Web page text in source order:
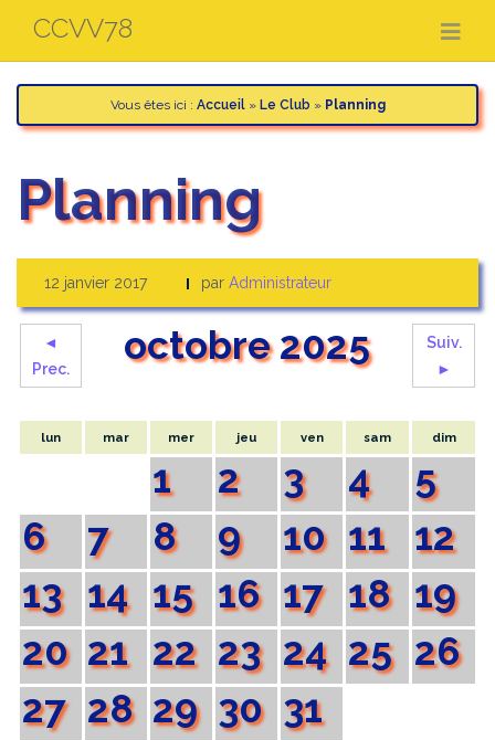
contenu
CCVV78
Vous êtes ici : Accueil» Le Club » Planning
Planning
12 janvier 2017 par Administrateur
◄
Prec.
octobre 2025
Suiv.
►
lun mar mer jeu ven sam dim
1 2 3 4
5
6
7 8 9 10 11
12
13 14 15 16 17 18 19
20 21 22 23 24 25 26
27 28 29 30 31